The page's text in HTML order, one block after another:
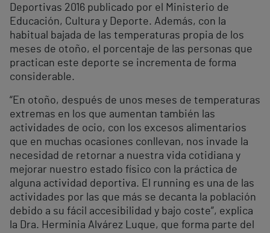
Deportivas 2016 publicado por el Ministerio de
Educación, Cultura y Deporte. Además, con la
habitual bajada de las temperaturas propia de los
meses de otoño, el porcentaje de las personas que
practican este deporte se incrementa de forma
considerable.
“En otoño, después de unos meses de temperaturas
extremas en los que aumentan también las
actividades de ocio, con los excesos alimentarios
que en muchas ocasiones conllevan, nos invade la
necesidad de retornar a nuestra vida cotidiana y
mejorar nuestro estado físico con la práctica de
alguna actividad deportiva. El running es una de las
actividades por las que más se decanta la población
debido a su fácil accesibilidad y bajo coste”, explica
la Dra. Herminia Alvárez Luque, que forma parte del